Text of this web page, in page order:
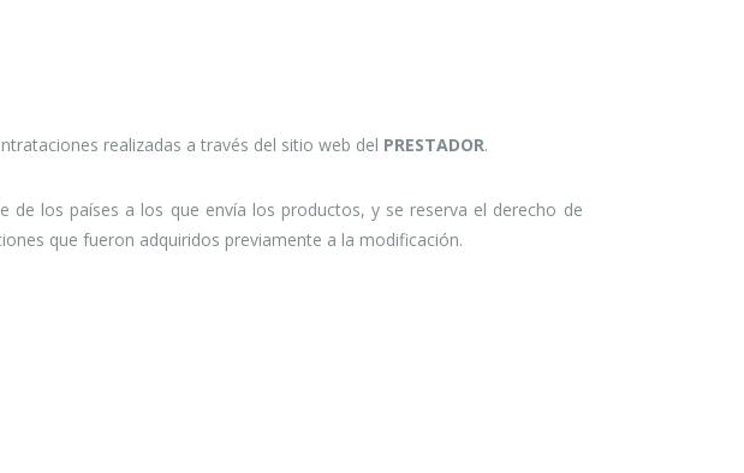
realizadas a través del sitio web del PRESTADOR.
los países a los que envía los productos, y se reserva el derecho de
que fueron adquiridos previamente a la modificación.